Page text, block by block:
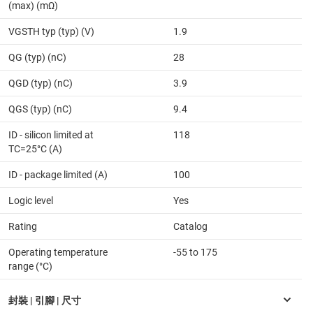
(max) (mΩ)
VGSTH typ (typ) (V) 1.9
QG (typ) (nC) 28
QGD (typ) (nC) 3.9
QGS (typ) (nC) 9.4
ID - silicon limited at
TC=25°C (A)
118
ID - package limited (A) 100
Logic level Yes
Rating Catalog
Operating temperature
range (°C)
-55 to 175